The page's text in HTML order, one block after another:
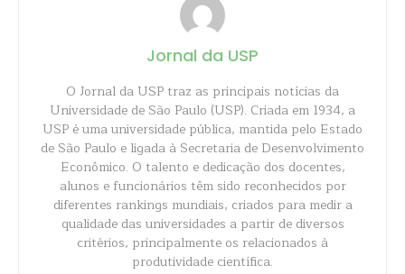
Jornal da USP
O Jornal da USP traz as principais notícias da
Universidade de São Paulo (USP). Criada em 1934, a
USP é uma universidade pública, mantida pelo Estado
de São Paulo e ligada à Secretaria de Desenvolvimento
Econômico. O talento e dedicação dos docentes,
alunos e funcionários têm sido reconhecidos por
diferentes rankings mundiais, criados para medir a
qualidade das universidades a partir de diversos
critérios, principalmente os relacionados à
produtividade científica.